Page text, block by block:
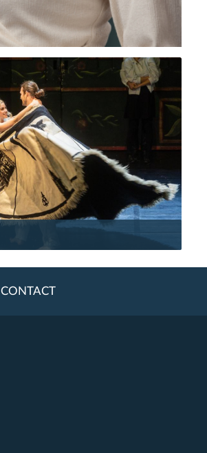
CONTACT